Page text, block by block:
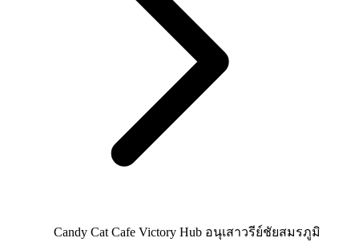
Candy Cat Cafe Victory Hub อนุเสาวรีย์ชัยสมรภูมิ